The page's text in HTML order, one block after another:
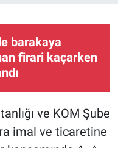
barakaya
firari kaçarken
ve KOM Şube
imal ve ticaretine